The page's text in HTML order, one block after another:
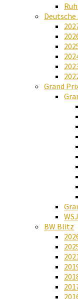
Grand
BW Blitz